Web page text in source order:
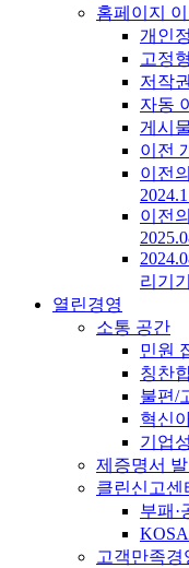
홈페이지
개인
고정
저작
자동
게시
이전
이전
이전
리기
열린경영
소통 공간
민원
칭찬
불편/
혁신
기업
제증명서
클린신고센
부패·
고객만족경